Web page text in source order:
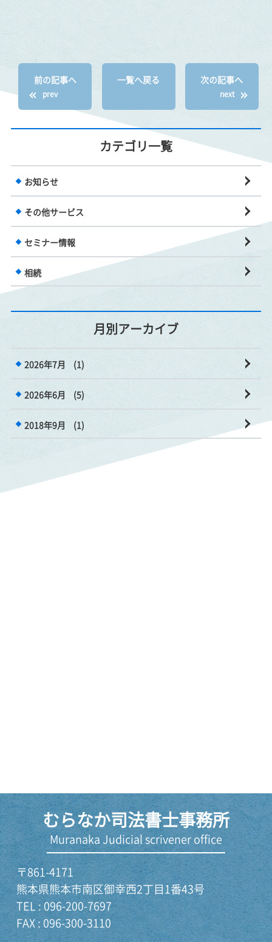
前の記事へ
prev
一覧へ戻る 次の記事へ
next
カテゴリ一覧
お知らせ
その他サービス
セミナー情報
相続
月別アーカイブ
2026年7月 (1)
2026年6月 (5)
2018年9月 (1)
むらなか司法書士事務所
Muranaka Judicial scrivener office
〒861-4171
熊本県熊本市南区御幸西2丁目1番43号
TEL : 096-200-7697
FAX : 096-300-3110